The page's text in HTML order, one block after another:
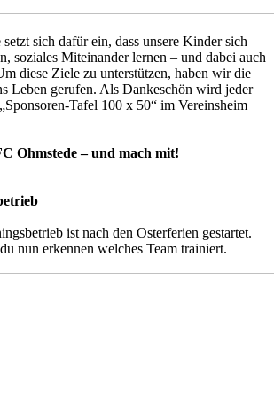
sich dafür ein, dass unsere Kinder sich
soziales Miteinander lernen – und dabei auch
diese Ziele zu unterstützen, haben wir die
Leben gerufen. Als Dankeschön wird jeder
Tafel 100 x 50“ im Vereinsheim
Ohmstede – und mach mit!
ist nach den Osterferien gestartet.
nun erkennen welches Team trainiert.